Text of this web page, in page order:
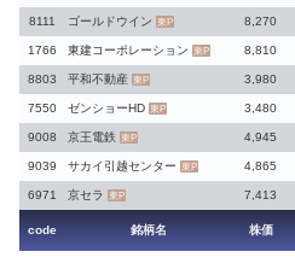
8111 ゴールドウイン 東P 8,270
1766 東建コーポレーション 東P 8,810
8803 平和不動産 東P 3,980
7550 ゼンショーHD 東P 3,480
9008 京王電鉄 東P 4,945
9039 サカイ引越センター 東P 4,865
6971 京セラ 東P 7,413
code 銘柄名 株価